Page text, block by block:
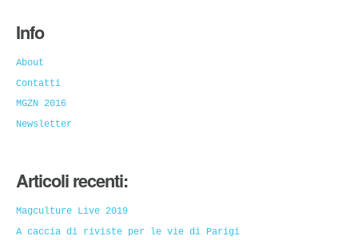
Info
About
Contatti
MGZN 2016
Newsletter
Articoli recenti:
Magculture Live 2019
A caccia di riviste per le vie di Parigi